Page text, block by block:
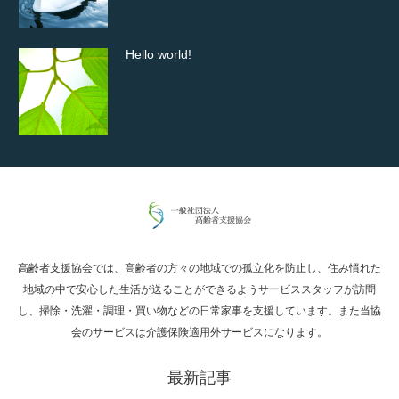
Hello world!
究極的に実用性を重視した「フッターバー」
高度な広告管理機能を搭載。広告のランダム
表示やショートコード…
ズーム・スライド・フェードの3種類から選
高齢者支援協会では、高齢者の方々の地域での孤立化を防止し、住み慣れた
地域の中で安心した生活が送ることができるようサービススタッフが訪問
し、掃除・洗濯・調理・買い物などの日常家事を支援しています。また当協
会のサービスは介護保険適用外サービスになります。
最新記事